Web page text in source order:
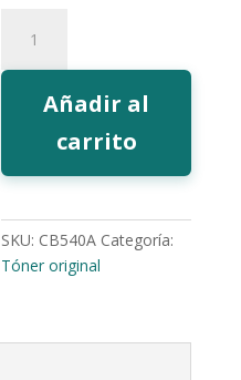
125A
Añadir al
carrito
SKU: CB540A Categoría:
Tóner original